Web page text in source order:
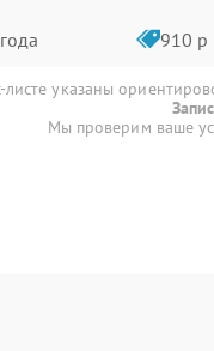
910 р
указаны
Мы проверим ваше